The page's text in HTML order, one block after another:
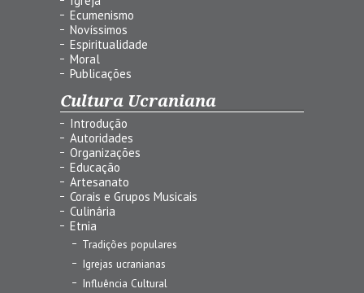
Ecumenismo
Novíssimos
Espiritualidade
Moral
Publicações
Cultura Ucraniana
Introdução
Autoridades
Organizações
Educação
Artesanato
Corais e Grupos Musicais
Culinária
Etnia
Tradições populares
Igrejas ucranianas
Influência Cultural